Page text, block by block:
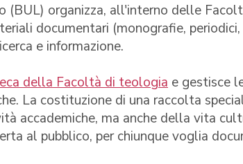
(BUL) organizza, all'interno delle
documentari (monografie,
e informazione.
della Facoltà di teologia e gestisce
La costituzione di una raccolta
accademiche, ma anche della vita
al pubblico, per chiunque voglia